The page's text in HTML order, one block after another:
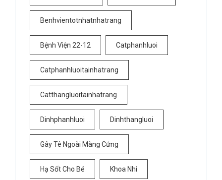
Benhvientotnhatnhatrang
Bệnh Viện 22-12 Catphanhluoi
Catphanhluoitainhatrang
Catthangluoitainhatrang
Dinhphanhluoi Dinhthangluoi
Gây Tê Ngoài Màng Cứng
Hạ Sốt Cho Bé Khoa Nhi